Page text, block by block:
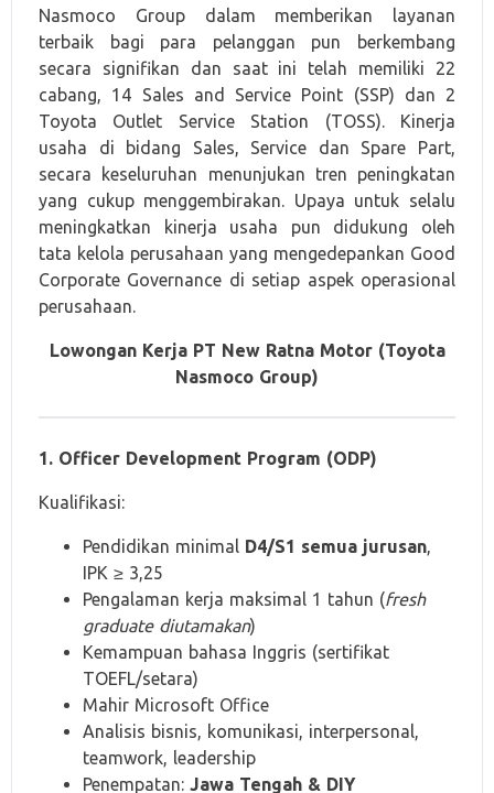
Nasmoco Group dalam memberikan layanan
terbaik bagi para pelanggan pun berkembang
secara signifikan dan saat ini telah memiliki 22
cabang, 14 Sales and Service Point (SSP) dan 2
Toyota Outlet Service Station (TOSS). Kinerja
usaha di bidang Sales, Service dan Spare Part,
secara keseluruhan menunjukan tren peningkatan
yang cukup menggembirakan. Upaya untuk selalu
meningkatkan kinerja usaha pun didukung oleh
tata kelola perusahaan yang mengedepankan Good
Corporate Governance di setiap aspek operasional
perusahaan.
Lowongan Kerja PT New Ratna Motor (Toyota
Nasmoco Group)
1. Officer Development Program (ODP)
Kualifikasi:
Pendidikan minimal D4/S1 semua jurusan,
IPK ≥ 3,25
Pengalaman kerja maksimal 1 tahun (fresh
graduate diutamakan)
Kemampuan bahasa Inggris (sertifikat
TOEFL/setara)
Mahir Microsoft Office
Analisis bisnis, komunikasi, interpersonal,
teamwork, leadership
Penempatan: Jawa Tengah & DIY